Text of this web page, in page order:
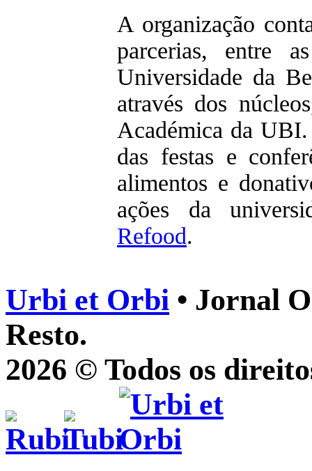
A organização
parcerias, entre
Universidade da
através dos
Académica da
das festas e
alimentos e
ações da
Refood.
Urbi et Orbi • Jornal
Resto.
2026 © Todos os